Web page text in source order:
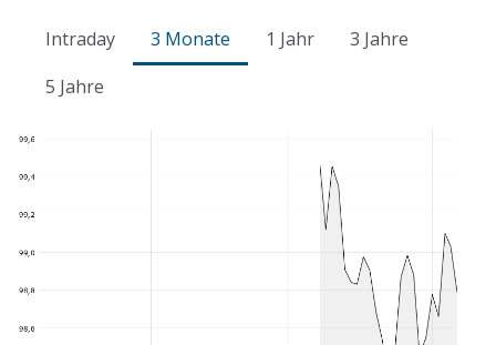
Intraday 3 Monate 1 Jahr
3 Jahre
5 Jahre